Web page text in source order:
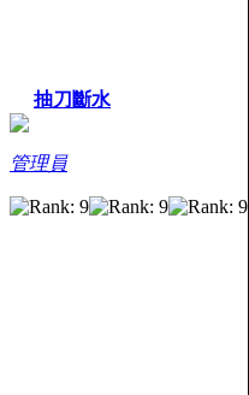
抽刀斷水
管理員